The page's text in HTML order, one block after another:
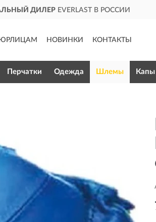
ДИЛЕР EVERLAST В РОССИИ
НОВИНКИ КОНТАКТЫ
Перчатки Одежда Шлемы Капы